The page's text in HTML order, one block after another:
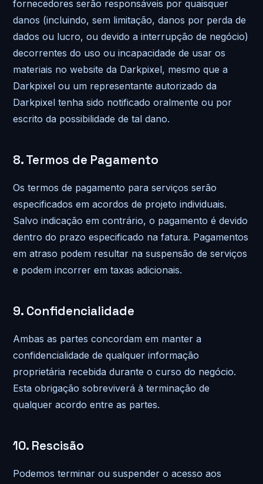
fornecedores serão responsáveis por quaisquer
danos (incluindo, sem limitação, danos por perda de
dados ou lucro, ou devido a interrupção de negócio)
decorrentes do uso ou incapacidade de usar os
materiais no website da Darkpixel, mesmo que a
Darkpixel ou um representante autorizado da
Darkpixel tenha sido notificado oralmente ou por
escrito da possibilidade de tal dano.
8. Termos de Pagamento
Os termos de pagamento para serviços serão
especificados em acordos de projeto individuais.
Salvo indicação em contrário, o pagamento é devido
dentro do prazo especificado na fatura. Pagamentos
em atraso podem resultar na suspensão de serviços
e podem incorrer em taxas adicionais.
9. Confidencialidade
Ambas as partes concordam em manter a
confidencialidade de qualquer informação
proprietária recebida durante o curso do negócio.
Esta obrigação sobreviverá à terminação de
qualquer acordo entre as partes.
10. Rescisão
Podemos terminar ou suspender o acesso aos